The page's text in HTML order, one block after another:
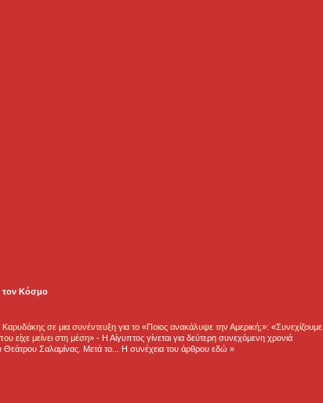
τoν Κόσμο
σε μια συνέντευξη για το «Ποιος ανακάλυψε την Αμερική;»: «Συνεχίζουμε
είχε μείνει στη μέση» - Η Αίγυπτος γίνεται για δεύτερη συνεχόμενη χρονιά
Θεάτρου Σαλαμίνας. Μετά το... Η συνέχεια του άρθρου εδώ »